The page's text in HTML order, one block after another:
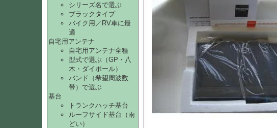
シリーズ名で選ぶ
ブラックタイプ
バイク用／RV車に最
適
自宅用アンテナ
自宅用アンテナ全種
型式で選ぶ（GP・八
木・ダイポール）
バンド（希望周波数
帯）で選ぶ
基台
トランクハッチ基台
ルーフサイド基台（雨
どい）